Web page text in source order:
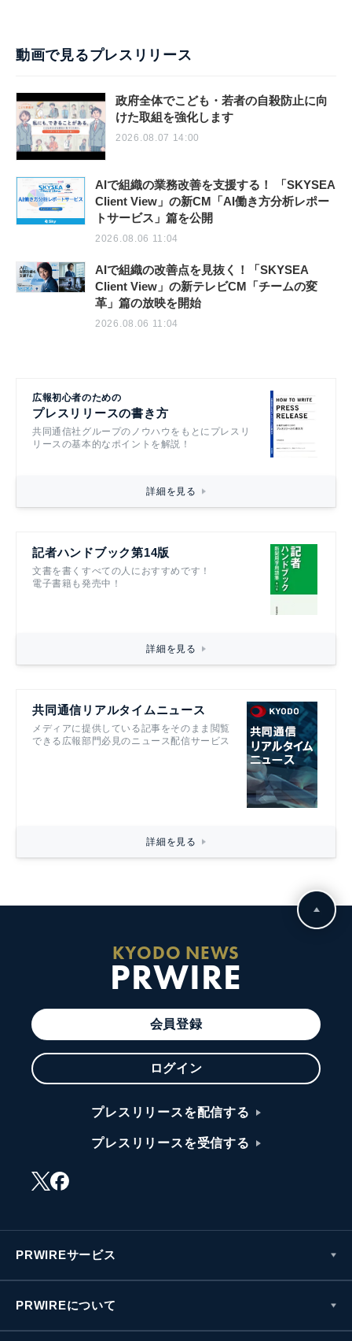
動画で見るプレスリリース
政府全体でこども・若者の自殺防止に向
けた取組を強化します
2026.08.07 14:00
AIで組織の業務改善を支援する！ 「SKYSEA
Client View」の新CM「AI働き方分析レポー
トサービス」篇を公開
2026.08.06 11:04
AIで組織の改善点を見抜く！「SKYSEA
Client View」の新テレビCM「チームの変
革」篇の放映を開始
2026.08.06 11:04
広報初心者のための
プレスリリースの書き方
共同通信社グループのノウハウをもとにプレスリ
リースの基本的なポイントを解説！
詳細を見る
記者ハンドブック第14版
文書を書くすべての人におすすめです！
電子書籍も発売中！
詳細を見る
共同通信リアルタイムニュース
メディアに提供している記事をそのまま閲覧
できる広報部門必見のニュース配信サービス
詳細を見る
KYODO NEWS
PRWIRE
会員登録
ログイン
プレスリリースを配信する
プレスリリースを受信する
PRWIREサービス
PRWIREについて